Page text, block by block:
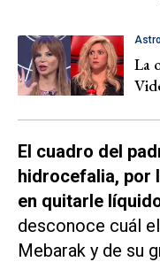
La
El cuadro del
hidrocefalia, por
en quitarle
desconoce cuál
Mebarak y de su